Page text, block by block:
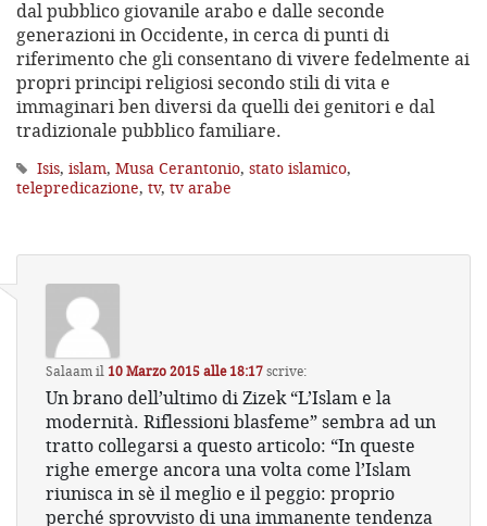
dal pubblico giovanile arabo e dalle seconde
generazioni in Occidente, in cerca di punti di
riferimento che gli consentano di vivere fedelmente ai
propri principi religiosi secondo stili di vita e
immaginari ben diversi da quelli dei genitori e dal
tradizionale pubblico familiare.
Isis, islam, Musa Cerantonio, stato islamico,
telepredicazione, tv, tv arabe
Salaamil10 Marzo 2015 alle 18:17scrive:
Un brano dell’ultimo di Zizek “L’Islam e la
modernità. Riflessioni blasfeme” sembra ad un
tratto collegarsi a questo articolo: “In queste
righe emerge ancora una volta come l’Islam
riunisca in sè il meglio e il peggio: proprio
perché sprovvisto di una immanente tendenza